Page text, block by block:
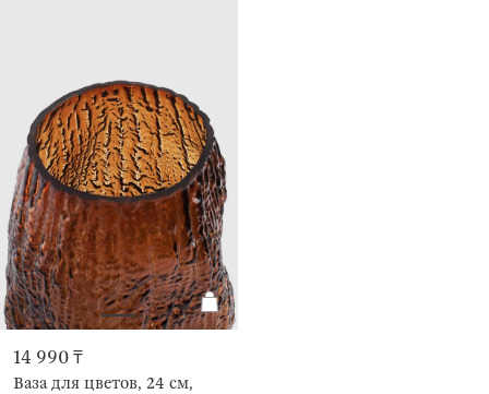
14 990 ₸
Ваза для цветов, 24 см,